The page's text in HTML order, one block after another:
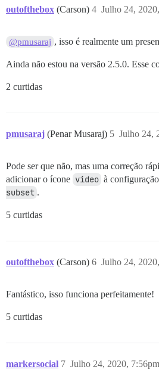
outofthebox (Carson) Julho 24,
4
@pmusaraj , isso é realmente um
Ainda não estou na versão 2.5.0. Esse
2 curtidas
pmusaraj (Penar Musaraj) Julho 24,
5
Pode ser que não, mas uma correção
adicionar o ícone video à
subset .
5 curtidas
outofthebox (Carson) Julho 24,
6
Fantástico, isso funciona perfeitamente!
5 curtidas
markersocial Julho 24, 2020, 7:56pm
7